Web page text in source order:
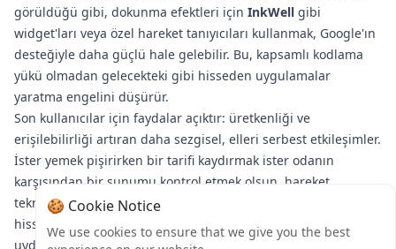
görüldüğü gibi, dokunma efektleri için InkWell gibi
widget'ları veya özel hareket tanıyıcıları kullanmak, Google'ın
desteğiyle daha güçlü hale gelebilir. Bu, kapsamlı kodlama
yükü olmadan gelecekteki gibi hisseden uygulamalar
yaratma engelini düşürür.
Son kullanıcılar için faydalar açıktır: üretkenliği ve
erişilebilirliği artıran daha sezgisel, elleri serbest etkileşimler.
İster yemek pişirirken bir tarifi kaydırmak ister odanın
karşısından bir sunumu kontrol etmek olsun, hareket
teknolojisi cihazları vücudumuzun doğal uzantıları gibi
hissettirebilir. Google'ın buradaki yatırımı sadece ayak
uydurmakla ilgili değil—gelecek yıllar boyunca makinelerle
🍪 Cookie Notice
We use cookies to ensure that we give you the best